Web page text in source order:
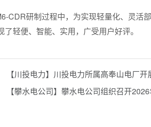
CDR研制过程中，为实现轻量化、灵活
了轻便、智能、实用，广受用户好评。
【川投电力】川投电力所属高奉山电厂
【攀水电公司】攀水电公司组织召开